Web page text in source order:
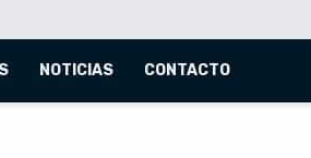
NOTICIAS CONTACTO